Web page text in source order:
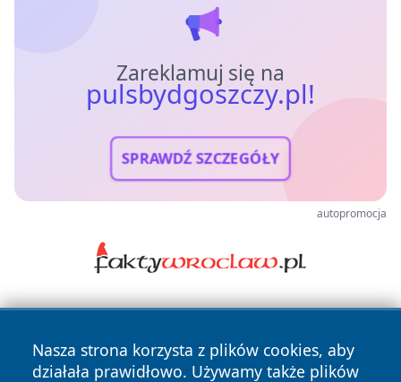
Zareklamuj się na
pulsbydgoszczy.pl!
SPRAWDŹ SZCZEGÓŁY
autopromocja
Nasza strona korzysta z plików cookies, aby
działała prawidłowo. Używamy także plików